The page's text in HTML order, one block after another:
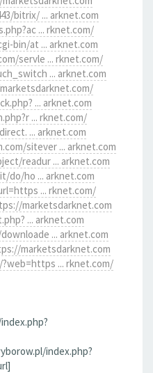
bitrix/ ... arknet.com
... rknet.com/
bin/at ... arknet.com
servle ... rknet.com/
... arknet.com
... arknet.com
... rknet.com/
... arknet.com
sitever ... arknet.com
readur ... arknet.com
do/ho ... arknet.com
... rknet.com/
marketsdarknet.com
... arknet.com
... arknet.com
marketsdarknet.com
... rknet.com/
index.php?